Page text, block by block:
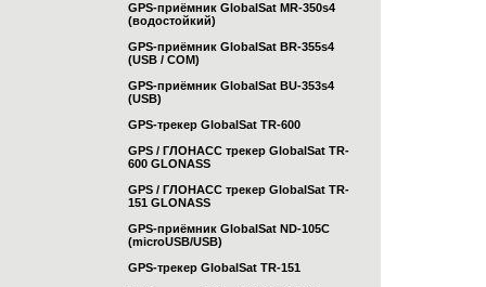
GPS-приёмник GlobalSat MR-350s4
(водостойкий)
GPS-приёмник GlobalSat BR-355s4
(USB / COM)
GPS-приёмник GlobalSat BU-353s4
(USB)
GPS-трекер GlobalSat TR-600
GPS / ГЛОНАСС трекер GlobalSat TR-
600 GLONASS
GPS / ГЛОНАСС трекер GlobalSat TR-
151 GLONASS
GPS-приёмник GlobalSat ND-105C
(microUSB/USB)
GPS-трекер GlobalSat TR-151